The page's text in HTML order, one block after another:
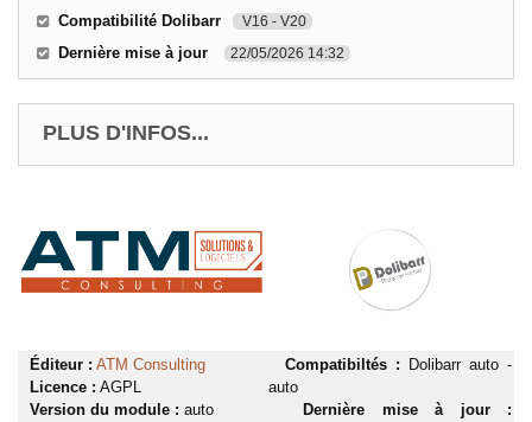
Compatibilité Dolibarr V16 - V20
Dernière mise à jour 22/05/2026 14:32
PLUS D'INFOS...
Éditeur : ATM Consulting
Licence : AGPL
Version du module : auto
Compatibiltés : Dolibarr auto -
auto
Dernière mise à jour :